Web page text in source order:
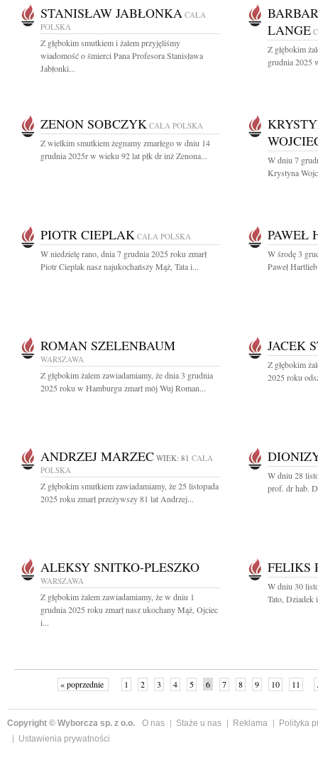
STANISŁAW JABŁONKA CAŁA
POLSKA
Z głębokim smutkiem i żalem przyjęliśmy
wiadomość o śmierci Pana Profesora Stanisława
Jabłonki...
LANGE
Z głębokim
grudnia 2025
ZENON SOBCZYK CAŁA POLSKA
Z wielkim smutkiem żegnamy zmarłego w dniu 14
grudnia 2025r w wieku 92 lat płk dr inż Zenona...
W dniu 7
Krystyna
PIOTR CIEPLAK CAŁA POLSKA
W niedzielę rano, dnia 7 grudnia 2025 roku zmarł
Piotr Cieplak nasz najukochańszy Mąż, Tata i...
PAWEŁ
W środę 3
Paweł
ROMAN SZELENBAUM
WARSZAWA
Z głębokim żalem zawiadamiamy, że dnia 3 grudnia
2025 roku w Hamburgu zmarł mój Wuj Roman...
JACEK
Z głębokim
2025 roku
ANDRZEJ MARZEC WIEK: 81 CAŁA
POLSKA
Z głębokim smutkiem zawiadamiamy, że 25 listopada
2025 roku zmarł przeżywszy 81 lat Andrzej...
W dniu 28
prof. dr hab.
ALEKSY SNITKO-PLESZKO
WARSZAWA
Z głębokim żalem zawiadamiamy, że w dniu 1
grudnia 2025 roku zmarł nasz ukochany Mąż, Ojciec
i...
FELIKS
W dniu 30
Tato, Dziadek
« poprzednie 1 2 3 4 5 6 7 8 9 10 11
Copyright © Wyborcza sp. z o.o. O nas Staże u nas Reklama
Polityka
Ustawienia prywatności